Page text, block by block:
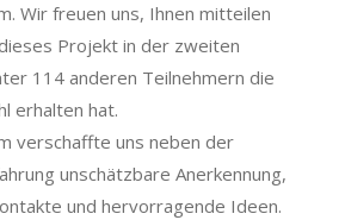
Wir freuen uns, Ihnen mitteilen
Projekt in der zweiten
114 anderen Teilnehmern die
erhalten hat.
verschaffte uns neben der
unschätzbare Anerkennung,
und hervorragende Ideen.